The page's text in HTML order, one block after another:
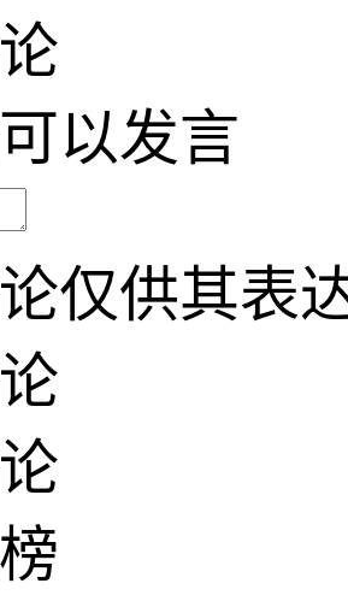
以发言
仅供其表